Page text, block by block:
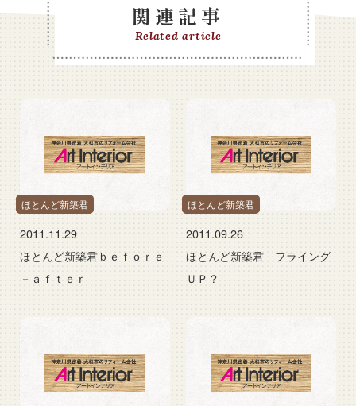
関連記事
Related article
ほとんど新築君
2011.11.29
ほとんど新築君ｂｅｆｏｒｅ
－ａｆｔｅｒ
ほとんど新築君
2011.09.26
ほとんど新築君 フライング
ＵＰ？